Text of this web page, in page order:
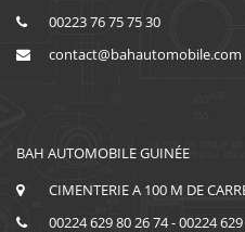
00223 76 75 75 30
contact@bahautomobile.com
BAH AUTOMOBILE GUINÉE
CIMENTERIE A 100 M DE
00224 629 80 26 74 - 00224